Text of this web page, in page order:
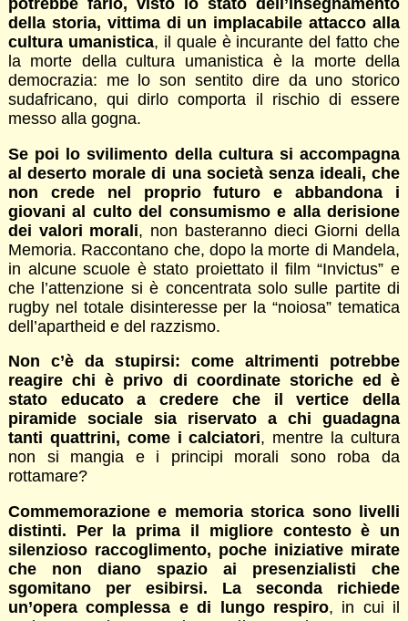
della storia, vittima di un implacabile attacco alla
cultura umanistica, il quale è incurante del fatto che
la morte della cultura umanistica è la morte della
democrazia: me lo son sentito dire da uno storico
sudafricano, qui dirlo comporta il rischio di essere
messo alla gogna.
Se poi lo svilimento della cultura si accompagna
al deserto morale di una società senza ideali, che
non crede nel proprio futuro e abbandona i
giovani al culto del consumismo e alla derisione
dei valori morali, non basteranno dieci Giorni della
Memoria. Raccontano che, dopo la morte di Mandela,
in alcune scuole è stato proiettato il film “Invictus” e
che l’attenzione si è concentrata solo sulle partite di
rugby nel totale disinteresse per la “noiosa” tematica
dell’apartheid e del razzismo.
Non c’è da stupirsi: come altrimenti potrebbe
reagire chi è privo di coordinate storiche ed è
stato educato a credere che il vertice della
piramide sociale sia riservato a chi guadagna
tanti quattrini, come i calciatori, mentre la cultura
non si mangia e i principi morali sono roba da
rottamare?
Commemorazione e memoria storica sono livelli
distinti. Per la prima il migliore contesto è un
silenzioso raccoglimento, poche iniziative mirate
che non diano spazio ai presenzialisti che
sgomitano per esibirsi. La seconda richiede
un’opera complessa e di lungo respiro, in cui il